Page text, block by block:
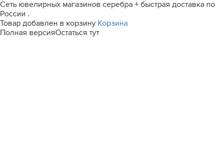
Сеть ювелирных магазинов серебра + быстрая доставка по
России .
Товар добавлен в корзину Корзина
Полная версияОстаться тут